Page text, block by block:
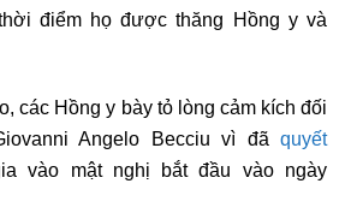
điểm họ được thăng Hồng y và
các Hồng y bày tỏ lòng cảm kích đối
Angelo Becciu vì đã quyết
vào mật nghị bắt đầu vào ngày